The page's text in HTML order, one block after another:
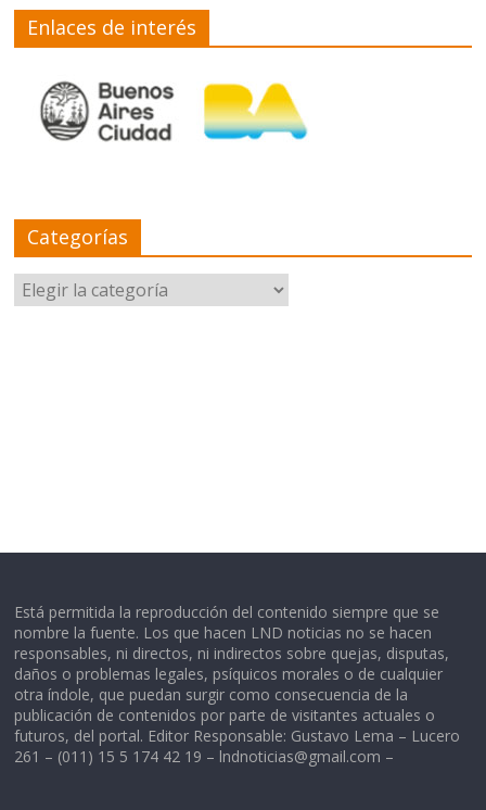
Enlaces de interés
Categorías
Categorías
Está permitida la reproducción del contenido siempre que se
nombre la fuente. Los que hacen LND noticias no se hacen
responsables, ni directos, ni indirectos sobre quejas, disputas,
daños o problemas legales, psíquicos morales o de cualquier
otra índole, que puedan surgir como consecuencia de la
publicación de contenidos por parte de visitantes actuales o
futuros, del portal. Editor Responsable: Gustavo Lema – Lucero
261 – (011) 15 5 174 42 19 – lndnoticias@gmail.com –